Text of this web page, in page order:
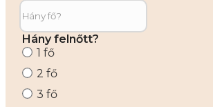
Hány felnőtt?
1 fő
2 fő
3 fő